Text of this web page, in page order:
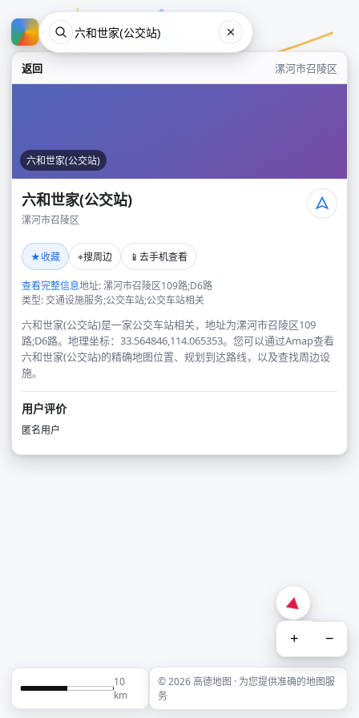
返回 漯河市召陵区
六和世家(公交站)
六和世家(公交站)
漯河市召陵区
★收藏 ⌖搜周边 📱 去手机查看
查看完整信息地址: 漯河市召陵区109路;D6路
类型: 交通设施服务;公交车站;公交车站相关
六和世家(公交站)是一家公交车站相关，地址为漯河市召陵区109
路;D6路。地理坐标：33.564846,114.065353。您可以通过Amap查看
六和世家(公交站)的精确地图位置、规划到达路线，以及查找周边设
施。
用户评价
匿名用户
+ −
10
km
© 2026 高德地图 · 为您提供准确的地图服
务